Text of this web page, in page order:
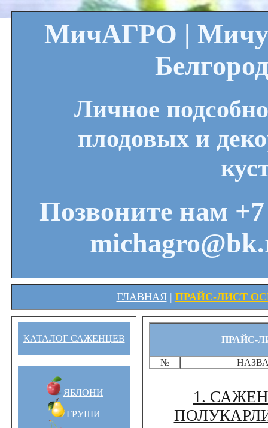
МичАГРО |
Личное
плодовых и
Позвоните нам
ГЛАВНАЯ| ПРАЙС-ЛИСТ
КАТАЛОГ САЖЕНЦЕВ
ЯБЛОНИ
ГРУШИ
ПРАЙС-
№
1.